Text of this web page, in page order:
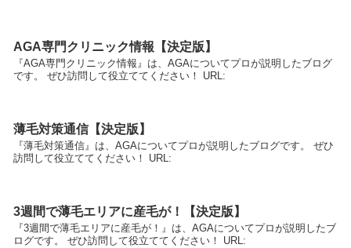
AGA専門クリニック情報【決定版】
『AGA専門クリニック情報』は、AGAについてプロが説明したブログ
です。 ぜひ訪問して役立ててください！ URL:
薄毛対策通信【決定版】
『薄毛対策通信』は、AGAについてプロが説明したブログです。 ぜひ
訪問して役立ててください！ URL:
3週間で薄毛エリアに産毛が！【決定版】
『3週間で薄毛エリアに産毛が！』は、AGAについてプロが説明したブ
ログです。 ぜひ訪問して役立ててください！ URL: